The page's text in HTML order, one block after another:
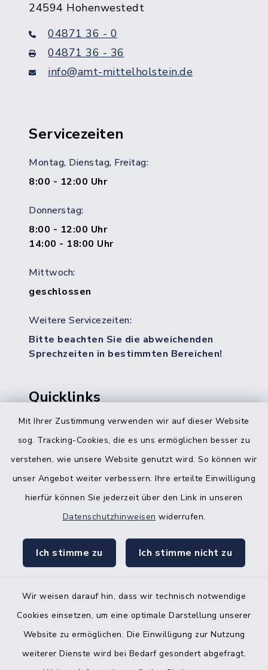
Mit Ihrer Zustimmung verwenden wir auf dieser Website
sog. Tracking-Cookies, die es uns ermöglichen besser zu
verstehen, wie unsere Website genutzt wird. So können wir
unser Angebot weiter verbessern. Ihre erteilte Einwilligung
hierfür können Sie jederzeit über den Link in unseren
Datenschutzhinweisen widerrufen.
Ich stimme zu Ich stimme nicht zu
Wir weisen darauf hin, dass wir technisch notwendige
Cookies einsetzen, um eine optimale Darstellung unserer
Website zu ermöglichen. Die Einwilligung zur Nutzung
weiterer Dienste wird bei Bedarf gesondert abgefragt.
24594 Hohenwestedt
04871 36 - 0
04871 36 - 36
info@amt-mittelholstein.de
Servicezeiten
Montag, Dienstag, Freitag:
8:00 - 12:00 Uhr
Donnerstag:
8:00 - 12:00 Uhr
14:00 - 18:00 Uhr
Mittwoch:
geschlossen
Weitere Servicezeiten:
Bitte beachten Sie die abweichenden
Sprechzeiten in bestimmten Bereichen!
Quicklinks
Bürgerbüro Hohenwestedt
Bürgerbüro Hanerau-Hademarschen
Nebenstelle Padenstedt
Gleichstellungsbüro